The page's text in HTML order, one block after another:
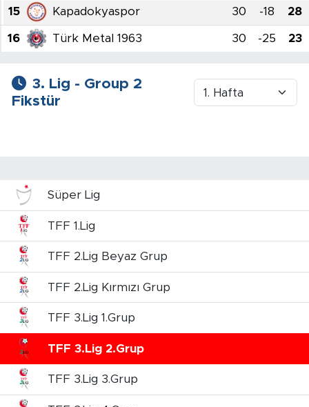
15 Kapadokyaspor 30 -18 28
16 Türk Metal 1963 30 -25 23
3. Lig - Group 2
Fikstür
Süper Lig
TFF 1.Lig
TFF 2.Lig Beyaz Grup
TFF 2.Lig Kırmızı Grup
TFF 3.Lig 1.Grup
TFF 3.Lig 2.Grup
TFF 3.Lig 3.Grup